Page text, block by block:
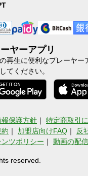
ヤーアプリ
再生に便利なプレーヤー
てください。
保護方針 ｜ 特定商取引
約 ｜ 加盟店向けFAQ ｜
反
ンツポリシー ｜ 動画の配
reserved.